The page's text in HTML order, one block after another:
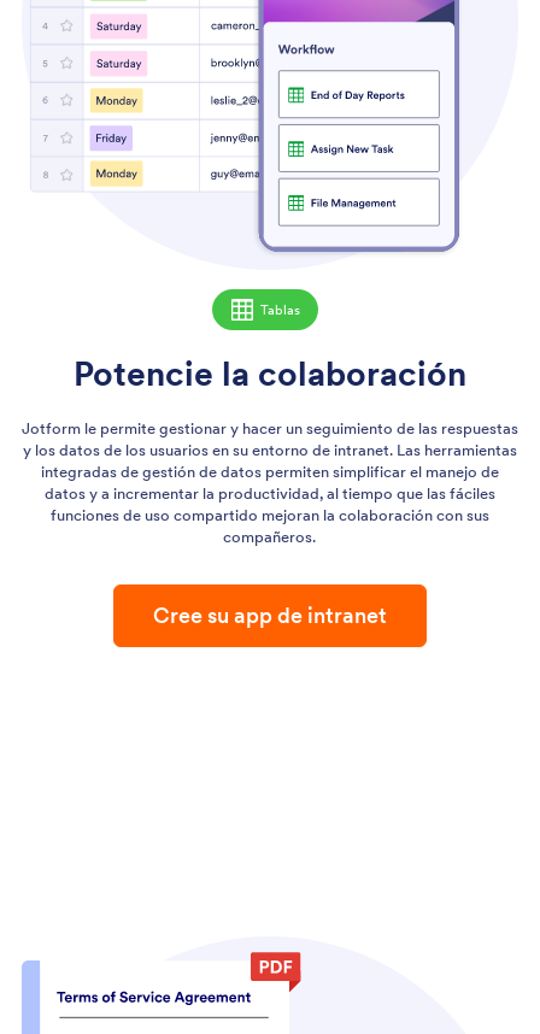
Tablas
Potencie la colaboración
Jotform le permite gestionar y hacer un seguimiento de las respuestas
y los datos de los usuarios en su entorno de intranet. Las herramientas
integradas de gestión de datos permiten simplificar el manejo de
datos y a incrementar la productividad, al tiempo que las fáciles
funciones de uso compartido mejoran la colaboración con sus
compañeros.
Cree su app de intranet